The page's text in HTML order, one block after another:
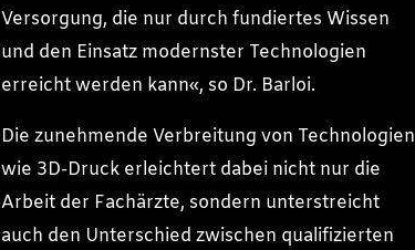
Versorgung, die nur durch fundiertes Wissen
und den Einsatz modernster Technologien
erreicht werden kann«, so Dr. Barloi.
Die zunehmende Verbreitung von Technologien
wie 3D-Druck erleichtert dabei nicht nur die
Arbeit der Fachärzte, sondern unterstreicht
auch den Unterschied zwischen qualifizierten